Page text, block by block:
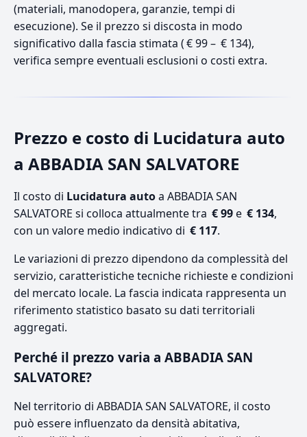
(materiali, manodopera, garanzie, tempi di
esecuzione). Se il prezzo si discosta in modo
significativo dalla fascia stimata ( € 99 – € 134),
verifica sempre eventuali esclusioni o costi extra.
Prezzo e costo di Lucidatura auto
a ABBADIA SAN SALVATORE
Il costo di Lucidatura autoa ABBADIA SAN
SALVATORE si colloca attualmente tra € 99e € 134,
con un valore medio indicativo di € 117.
Le variazioni di prezzo dipendono da complessità del
servizio, caratteristiche tecniche richieste e condizioni
del mercato locale. La fascia indicata rappresenta un
riferimento statistico basato su dati territoriali
aggregati.
Perché il prezzo varia a ABBADIA SAN
SALVATORE?
Nel territorio di ABBADIA SAN SALVATORE, il costo
può essere influenzato da densità abitativa,